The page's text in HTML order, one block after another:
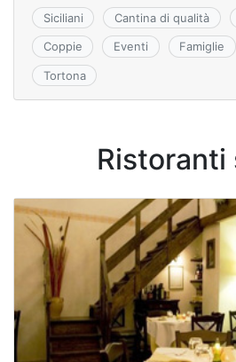
k
s
ni
Siciliani Cantina di qualità
Coppie Eventi Famiglie
Tortona
Ristoranti